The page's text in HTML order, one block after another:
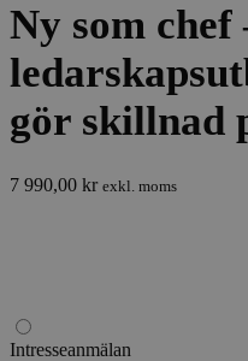
Ny som chef
gör skillnad
7 990,00 kr exkl. moms
Intresseanmälan